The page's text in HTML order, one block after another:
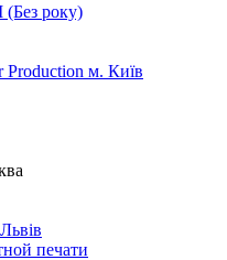
року)
Production м. Київ
печати